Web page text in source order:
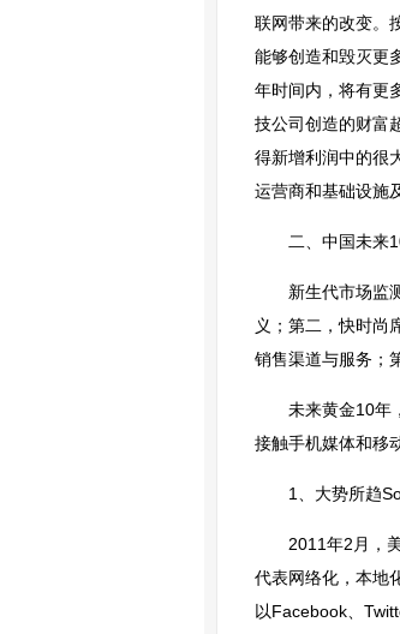
联网带来的改变。
能够创造和毁灭更
年时间内，将有更
技公司创造的财富
得新增利润中的很
运营商和基础设施
二、中国未来
新生代市场监
义；第二，快时尚
销售渠道与服务；
未来黄金10年
接触手机媒体和移
1、大势所趋
2011年2月，
代表网络化，本地
以Facebook、